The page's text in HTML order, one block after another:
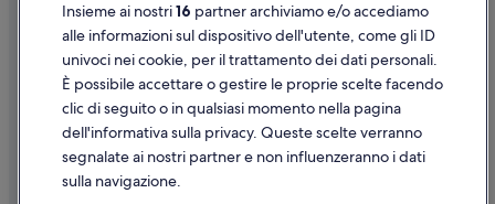
Supporto
Assistenza clienti
Contattaci
Come cancellare un volo
Come modificare la prenotazione di un hotel o una casa vacanze
Insieme ai nostri16 partner archiviamo e/o accediamo
alle informazioni sul dispositivo dell'utente, come gli ID
univoci nei cookie, per il trattamento dei dati personali.
È possibile accettare o gestire le proprie scelte facendo
clic di seguito o in qualsiasi momento nella pagina
dell'informativa sulla privacy. Queste scelte verranno
segnalate ai nostri partner e non influenzeranno i dati
sulla navigazione.